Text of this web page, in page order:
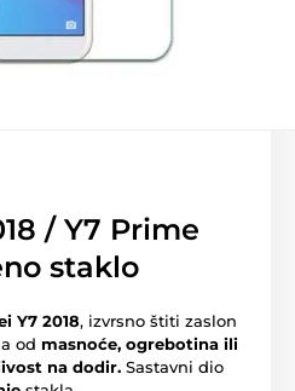
/ Y7 Prime
staklo
Y7 2018, izvrsno štiti zaslon
od masnoće, ogrebotina ili
na dodir. Sastavni dio